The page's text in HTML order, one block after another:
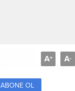
A+ A-
ABONE OL